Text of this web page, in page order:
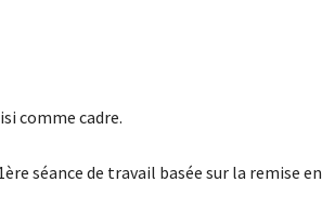
comme cadre.
séance de travail basée sur la remise en